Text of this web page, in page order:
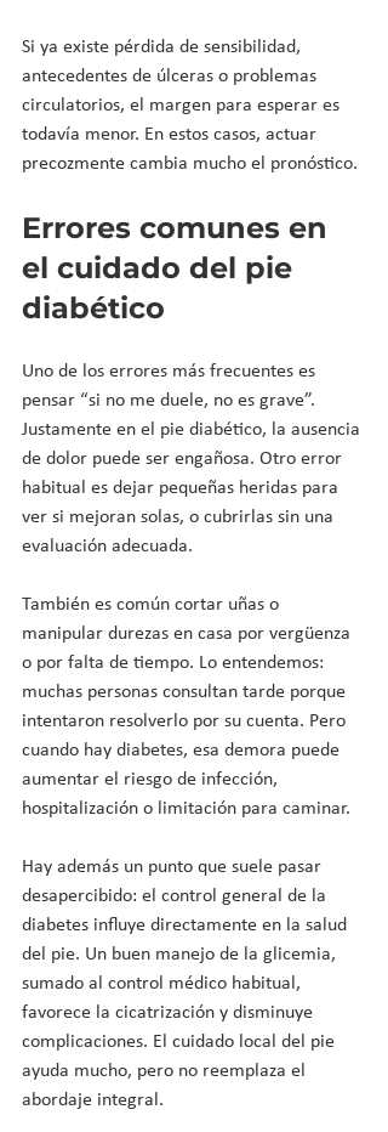
Si ya existe pérdida de sensibilidad,
antecedentes de úlceras o problemas
circulatorios, el margen para esperar es
todavía menor. En estos casos, actuar
precozmente cambia mucho el pronóstico.
Errores comunes en
el cuidado del pie
diabético
Uno de los errores más frecuentes es
pensar “si no me duele, no es grave”.
Justamente en el pie diabético, la ausencia
de dolor puede ser engañosa. Otro error
habitual es dejar pequeñas heridas para
ver si mejoran solas, o cubrirlas sin una
evaluación adecuada.
También es común cortar uñas o
manipular durezas en casa por vergüenza
o por falta de tiempo. Lo entendemos:
muchas personas consultan tarde porque
intentaron resolverlo por su cuenta. Pero
cuando hay diabetes, esa demora puede
aumentar el riesgo de infección,
hospitalización o limitación para caminar.
Hay además un punto que suele pasar
desapercibido: el control general de la
diabetes influye directamente en la salud
del pie. Un buen manejo de la glicemia,
sumado al control médico habitual,
favorece la cicatrización y disminuye
complicaciones. El cuidado local del pie
ayuda mucho, pero no reemplaza el
abordaje integral.